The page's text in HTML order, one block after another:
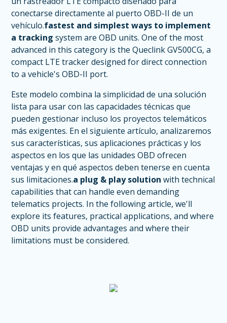
conectarse directamente al puerto OBD-II de un
vehículo.fastest and simplest ways to implement
a tracking system are OBD units. One of the most
advanced in this category is the Queclink GV500CG, a
compact LTE tracker designed for direct connection
to a vehicle's OBD-II port.
Este modelo combina la simplicidad de una solución
lista para usar con las capacidades técnicas que
pueden gestionar incluso los proyectos telemáticos
más exigentes. En el siguiente artículo, analizaremos
sus características, sus aplicaciones prácticas y los
aspectos en los que las unidades OBD ofrecen
ventajas y en qué aspectos deben tenerse en cuenta
sus limitaciones.a plug & play solution with technical
capabilities that can handle even demanding
telematics projects. In the following article, we'll
explore its features, practical applications, and where
OBD units provide advantages and where their
limitations must be considered.